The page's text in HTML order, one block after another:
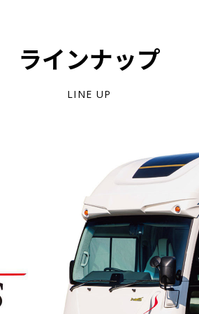
ラインナップ
LINE UP